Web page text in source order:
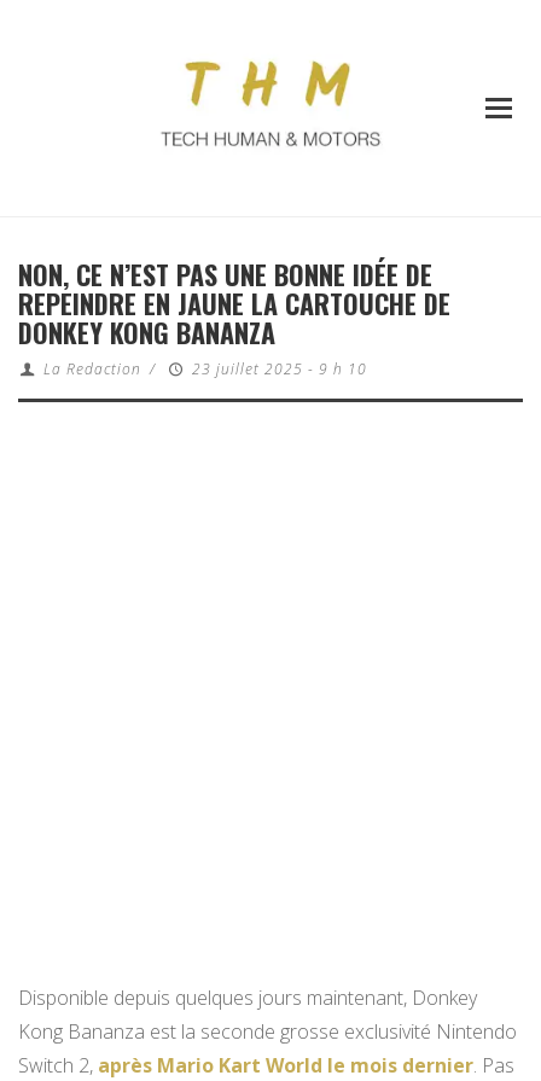
NON, CE N’EST PAS UNE BONNE IDÉE DE
REPEINDRE EN JAUNE LA CARTOUCHE DE
DONKEY KONG BANANZA
La Redaction / 23 juillet 2025 - 9 h 10
Disponible depuis quelques jours maintenant, Donkey
Kong Bananza est la seconde grosse exclusivité Nintendo
Switch 2, après Mario Kart World le mois dernier. Pas